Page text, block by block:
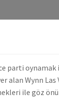
parti
Wynn Las
ile göz